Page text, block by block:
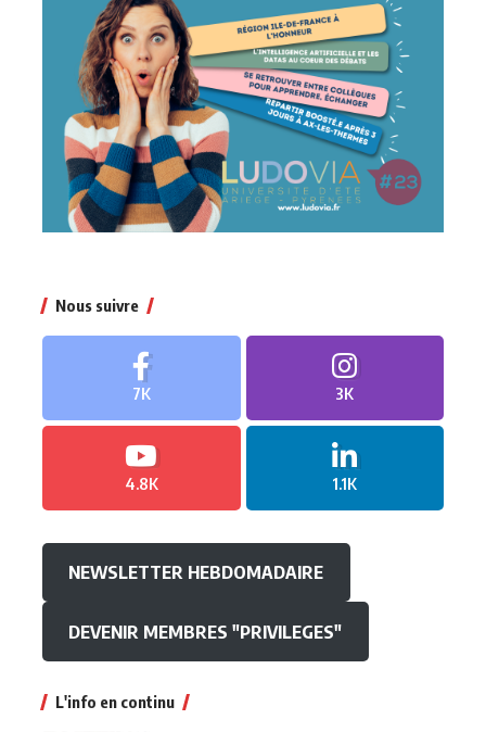
Nous suivre
7K 3K
4.8K 1.1K
NEWSLETTER HEBDOMADAIRE
DEVENIR MEMBRES "PRIVILEGES"
L'info en continu